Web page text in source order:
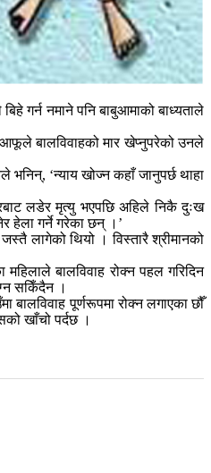
गर्न नमाने पनि बाबुआमाको बाध्यताले
आफूले बालविवाहको मार खेप्नुपरेको उनले
भनिन्, ‘न्याय खोज्न कहाँ जानुपर्छ थाहा
लडेर मृत्यु भएपछि अहिले निकै दुःख
हेला गर्ने गरेका छन् ।’
लागेको थियो । विस्तारै श्रीमानको
बालविवाह रोक्न पहल गरिदिन
सकिँदैन ।
बालविवाह पूर्णरूपमा रोक्न लगाएका छौँ
खाँचो पर्दछ ।